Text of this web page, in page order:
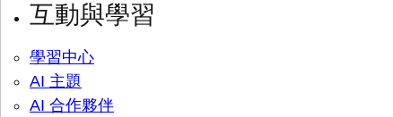
互動與學習
學習中心
AI 主題
AI 合作夥伴